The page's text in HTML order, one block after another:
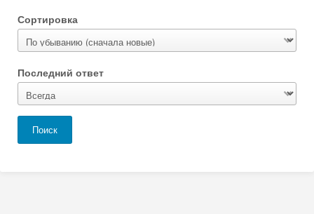
Сортировка
Последний ответ
Поиск